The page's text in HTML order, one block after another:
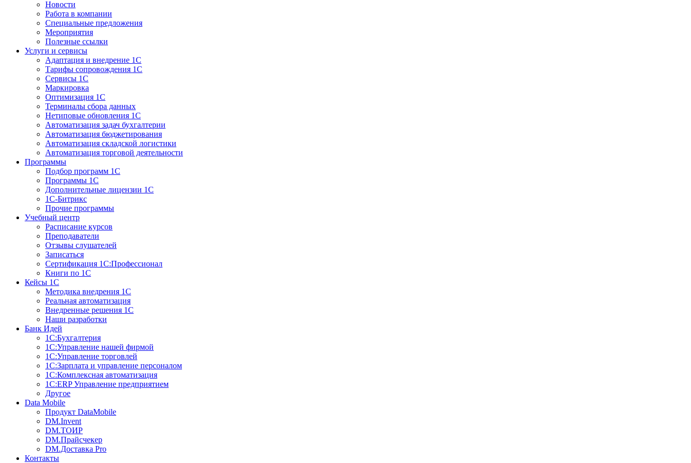
Новости
Работа в компании
Специальные предложения
Мероприятия
Полезные ссылки
Услуги и сервисы
Адаптация и внедрение 1С
Тарифы сопровождения 1С
Сервисы 1С
Маркировка
Оптимизация 1С
Терминалы сбора данных
Нетиповые обновления 1С
Автоматизация задач бухгалтерии
Автоматизация бюджетирования
Автоматизация складской логистики
Автоматизация торговой деятельности
Программы
Подбор программ 1С
Программы 1С
Дополнительные лицензии 1С
1С-Битрикс
Прочие программы
Учебный центр
Расписание курсов
Преподаватели
Отзывы слушателей
Записаться
Сертификация 1С:Профессионал
Книги по 1С
Кейсы 1С
Методика внедрения 1С
Реальная автоматизация
Внедренные решения 1С
Наши разработки
Банк Идей
1С:Бухгалтерия
1С:Управление нашей фирмой
1С:Управление торговлей
1С:Зарплата и управление персоналом
1С:Комплексная автоматизация
1С:ERP Управление предприятием
Другое
Data Mobile
Продукт DataMobile
DM.Invent
DM.ТОИР
DM.Прайсчекер
DM.Доставка Pro
Контакты